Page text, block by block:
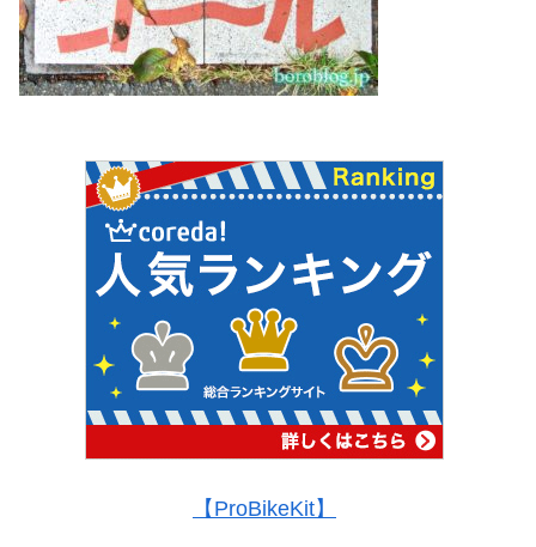
【ProBikeKit】